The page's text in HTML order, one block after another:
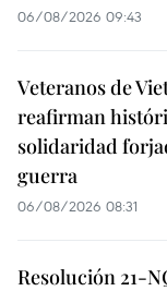
06/08/2026 09:43
Veteranos de
reafirman
solidaridad
guerra
06/08/2026 08:31
Resolución 21-